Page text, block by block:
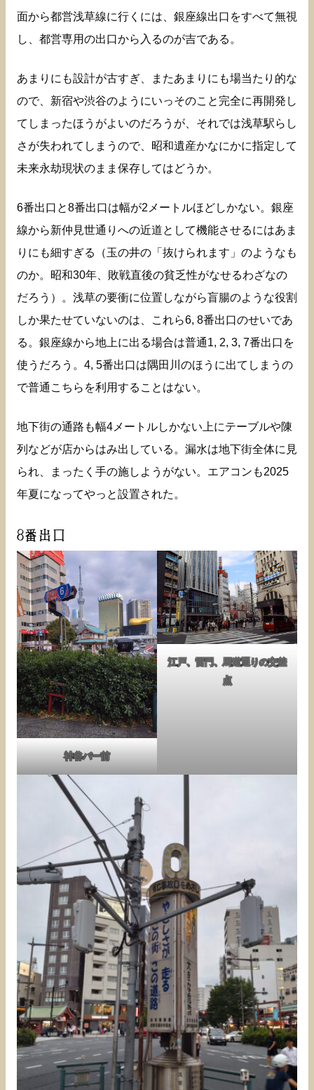
面から都営浅草線に行くには、銀座線出口をすべて無視
し、都営専用の出口から入るのが吉である。
あまりにも設計が古すぎ、またあまりにも場当たり的な
ので、新宿や渋谷のようにいっそのこと完全に再開発し
てしまったほうがよいのだろうが、それでは浅草駅らし
さが失われてしまうので、昭和遺産かなにかに指定して
未来永劫現状のまま保存してはどうか。
6番出口と8番出口は幅が2メートルほどしかない。銀座
線から新仲見世通りへの近道として機能させるにはあま
りにも細すぎる（玉の井の「抜けられます」のようなも
のか。昭和30年、敗戦直後の貧乏性がなせるわざなの
だろう）。浅草の要衝に位置しながら盲腸のような役割
しか果たせていないのは、これら6, 8番出口のせいであ
る。銀座線から地上に出る場合は普通1, 2, 3, 7番出口を
使うだろう。4, 5番出口は隅田川のほうに出てしまうの
で普通こちらを利用することはない。
地下街の通路も幅4メートルしかない上にテーブルや陳
列などが店からはみ出している。漏水は地下街全体に見
られ、まったく手の施しようがない。エアコンも2025
年夏になってやっと設置された。
8番出口
神谷バー前
江戸、雷門、馬道通りの交差
点